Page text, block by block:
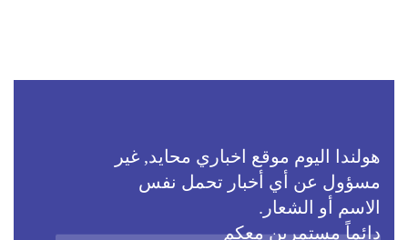
هولندا اليوم موقع اخباري محايد, غير
مسؤول عن أي أخبار تحمل نفس
الاسم أو الشعار.
دائماً مستمرين معكم